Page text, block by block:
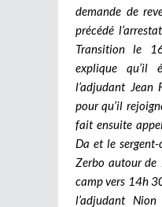
demande de
précédé
Transition le
explique qu’il
l’adjudant Jean
pour qu’il
fait ensuite
Da et le
Zerbo autour de
camp vers 14h
l’adjudant